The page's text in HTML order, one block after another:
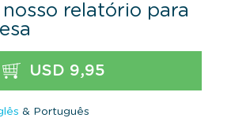
relatório para
USD 9,95
& Português